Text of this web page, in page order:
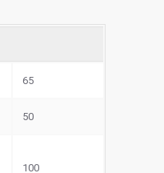
65
50
100